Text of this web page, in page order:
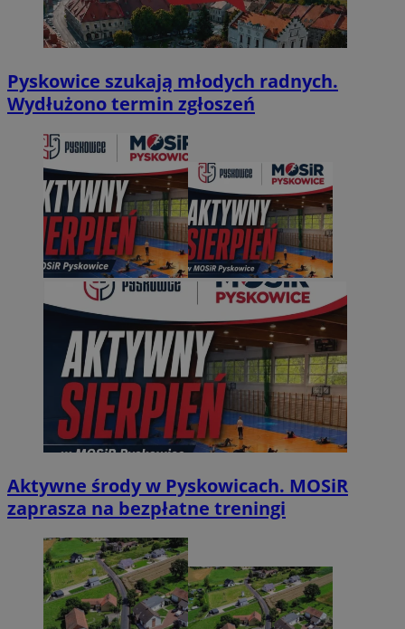
Pyskowice szukają młodych radnych.
Wydłużono termin zgłoszeń
Aktywne środy w Pyskowicach. MOSiR
zaprasza na bezpłatne treningi